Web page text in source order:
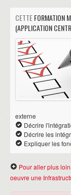
CETTEFORMATION
(APPLICATION
externe
Décrire
Décrire les
Expliquer les
Pour aller plus
oeuvre une